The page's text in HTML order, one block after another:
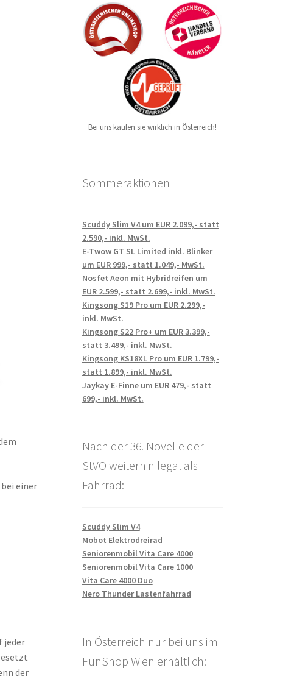
einer
jeder
der
Bei uns kaufen sie wirklich in Österreich!
Sommeraktionen
Scuddy Slim V4 um EUR 2.099,- statt
2.590,- inkl. MwSt.
E-Twow GT SL Limited inkl. Blinker
um EUR 999,- statt 1.049,- MwSt.
Nosfet Aeon mit Hybridreifen um
EUR 2.599,- statt 2.699,- inkl. MwSt.
Kingsong S19 Pro um EUR 2.299,-
inkl. MwSt.
Kingsong S22 Pro+ um EUR 3.399,-
statt 3.499,- inkl. MwSt.
Kingsong KS18XL Pro um EUR 1.799,-
statt 1.899,- inkl. MwSt.
Jaykay E-Finne um EUR 479,- statt
699,- inkl. MwSt.
Nach der 36. Novelle der
StVO weiterhin legal als
Fahrrad:
Scuddy Slim V4
Mobot Elektrodreirad
Seniorenmobil Vita Care 4000
Seniorenmobil Vita Care 1000
Vita Care 4000 Duo
Nero Thunder Lastenfahrrad
In Österreich nur bei uns im
FunShop Wien erhältlich: